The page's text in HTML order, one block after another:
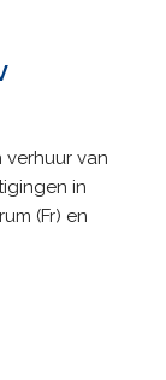
verhuur van
in
(Fr) en